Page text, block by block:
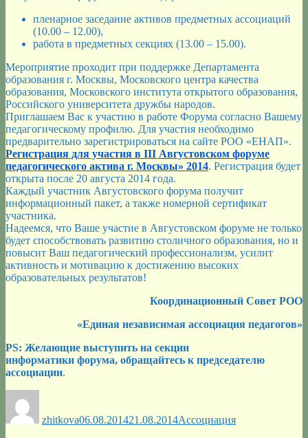
пленарное заседание активов предметных ассоциаций
(10.00 – 12.00),
работа в предметных секциях (13.00 – 15.00).
Мероприятие проходит при поддержке Департамента
образования г. Москвы, Московского центра качества
образования, Московского института открытого образования,
Российского университета дружбы народов.
Приглашаем Вас к участию в работе Форума согласно Вашему
педагогическому профилю. Для участия необходимо
предварительно зарегистрироваться на сайте РОО «ЕНАП».
Регистрация для участия в III Авгуcтовском форуме
педагогического актива г. Москвы» 2014. Регистрация будет
открыта после 20 августа 2014 года.
Каждый участник Августовского форума получит
информационный пакет, а также номерной сертификат
участника.
Надеемся, что Ваше участие в Августовском форуме не только
будет способствовать развитию столичного образования, но и
повысит Ваш педагогический профессионализм, усилит
активность и мотивацию к достижению высоких
образовательных результатов!
Координационный Совет РОО
«Единая независимая ассоциация педагогов»
PS: Желающие выступить на секции
информатики форума, обращайтесь к председателю
ассоциации.
zhitkova06.08.201421.08.2014Ассоциация